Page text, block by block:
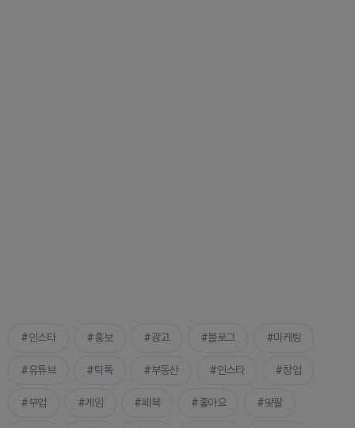
인스타 홍보 광고 블로그 마케팅
유튜브 틱톡 부동산 인스타 창업
부업 게임 페북 좋아요 맞팔